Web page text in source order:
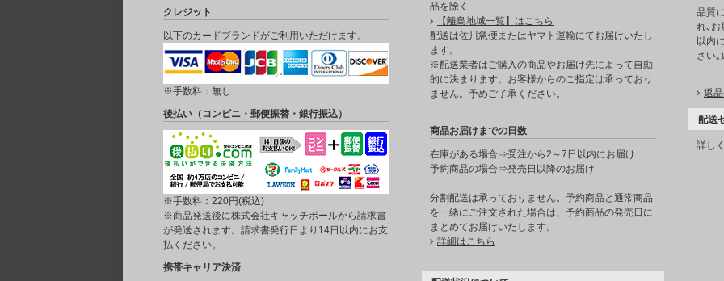
クレジット
以下のカードブランドがご利用いただけます。
※手数料：無し
後払い（コンビニ・郵便振替・銀行振込）
※手数料：220円(税込)
※商品発送後に株式会社キャッチボールから請求書
が発送されます。請求書発行日より14日以内にお支
払ください。
携帯キャリア決済
品を除く
【離島地域一覧】はこちら
配送は佐川急便またはヤマト運輸にてお届けいたし
ます。
※配送業者はご購入の商品やお届け先によって自動
的に決まります。お客様からのご指定は承っており
ません。予めご了承ください。
商品お届けまでの日数
在庫がある場合⇒受注から2～7日以内にお届け
予約商品の場合⇒発売日以降のお届け
分割配送は承っておりません。予約商品と通常商品
を一緒にご注文された場合は、予約商品の発売日に
まとめてお届けいたします。
詳細はこちら
品質
れ､お
以内
さい｡
返
配送
詳し